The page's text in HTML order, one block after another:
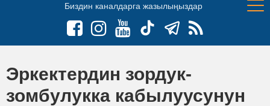
Биздин каналдарга жазылыңыздар
Эркектердин зордук-
зомбулукка кабылуусунун